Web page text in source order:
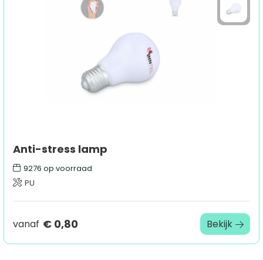
Technologie & gadgets
Anti-stress lamp
9276 op voorraad
PU
vanaf € 0,80 Bekijk